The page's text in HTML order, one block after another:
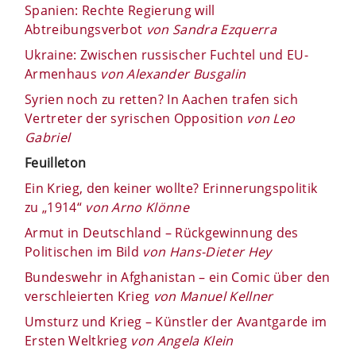
Spanien: Rechte Regierung will
Abtreibungsverbot von Sandra Ezquerra
Ukraine: Zwischen russischer Fuchtel und EU-
Armenhaus von Alexander Busgalin
Syrien noch zu retten? In Aachen trafen sich
Vertreter der syrischen Opposition von Leo
Gabriel
Feuilleton
Ein Krieg, den keiner wollte? Erinnerungspolitik
zu „1914“ von Arno Klönne
Armut in Deutschland – Rückgewinnung des
Politischen im Bild von Hans-Dieter Hey
Bundeswehr in Afghanistan – ein Comic über den
verschleierten Krieg von Manuel Kellner
Umsturz und Krieg – Künstler der Avantgarde im
Ersten Weltkrieg von Angela Klein